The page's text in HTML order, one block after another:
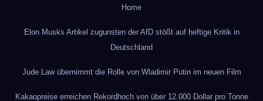
Home
Elon Musks Artikel zugunsten der AfD stößt auf heftige Kritik in
Deutschland
Jude Law übernimmt die Rolle von Wladimir Putin im neuen Film
Kakaopreise erreichen Rekordhoch von über 12.000 Dollar pro Tonne